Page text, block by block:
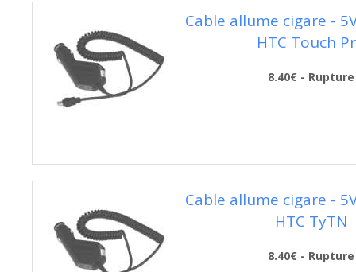
Cable allume cigare -
HTC Touch
8.40€ - Rupture
Cable allume cigare -
HTC TyTN
8.40€ - Rupture